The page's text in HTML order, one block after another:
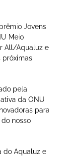
Jovens
Meio
All/Aqualuz e
próximas
pela
da ONU
para
nosso
do Aqualuz e